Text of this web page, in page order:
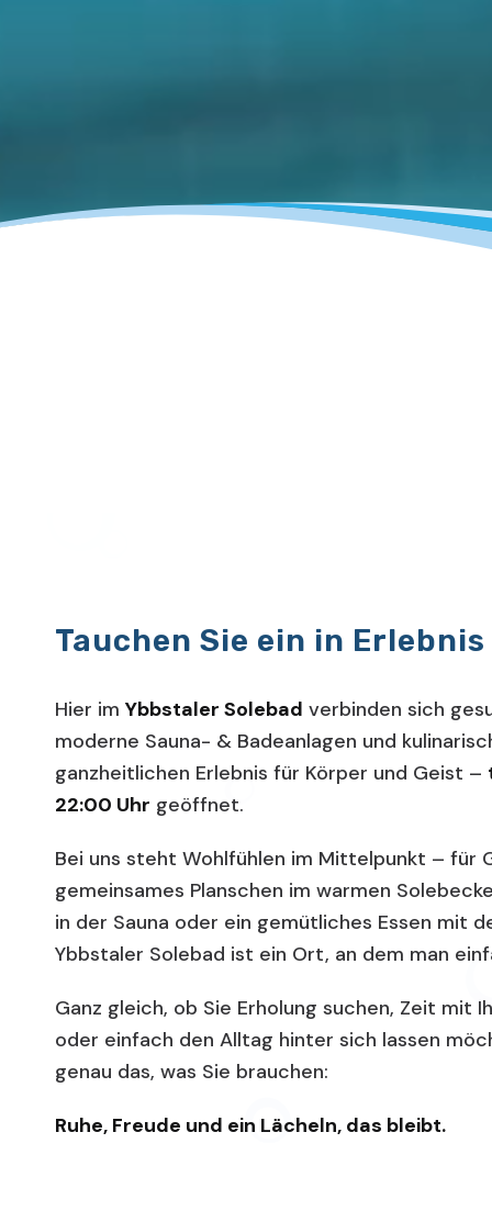
Tauchen Sie ein in Erlebnis
Hier im Ybbstaler Solebad verbinden sich
moderne Sauna- & Badeanlagen und
ganzheitlichen Erlebnis für Körper und Geist –
22:00 Uhr geöffnet.
Bei uns steht Wohlfühlen im Mittelpunkt – für
gemeinsames Planschen im warmen
in der Sauna oder ein gemütliches Essen mit
Ybbstaler Solebad ist ein Ort, an dem man
Ganz gleich, ob Sie Erholung suchen, Zeit mit
oder einfach den Alltag hinter sich lassen
genau das, was Sie brauchen:
Ruhe, Freude und ein Lächeln, das bleibt.